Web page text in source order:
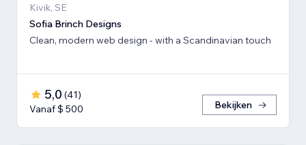
Kivik, SE
Sofia Brinch Designs
Clean, modern web design - with a Scandinavian touch
5,0 (41)
Vanaf $ 500
Bekijken